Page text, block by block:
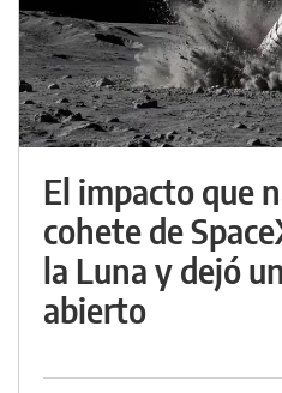
El impacto que
cohete de
la Luna y dejó
abierto